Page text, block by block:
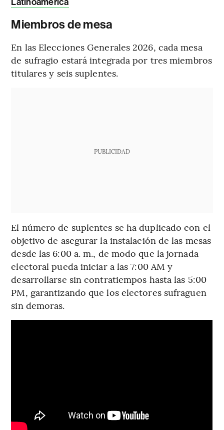
Miembros de mesa
En las Elecciones Generales 2026, cada mesa
de sufragio estará integrada por tres miembros
titulares y seis suplentes.
PUBLICIDAD
El número de suplentes se ha duplicado con el
objetivo de asegurar la instalación de las mesas
desde las 6:00 a. m., de modo que la jornada
electoral pueda iniciar a las 7:00 AM y
desarrollarse sin contratiempos hasta las 5:00
PM, garantizando que los electores sufraguen
sin demoras.